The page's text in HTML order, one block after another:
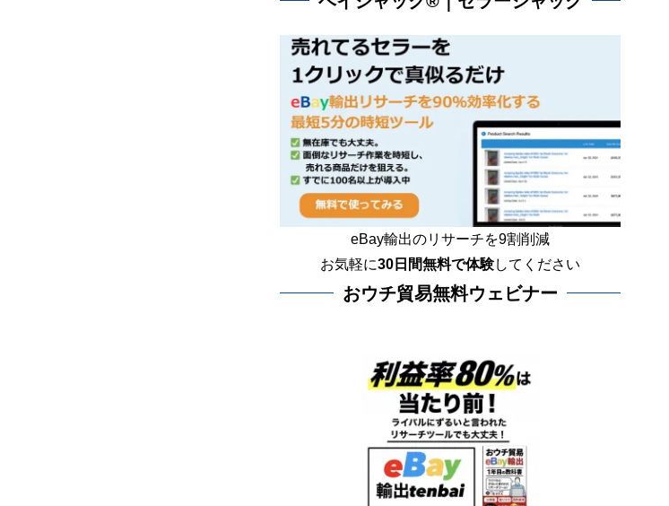
eBay輸出のリサーチを9割削減
お気軽に30日間無料で体験してください
おウチ貿易無料ウェビナー